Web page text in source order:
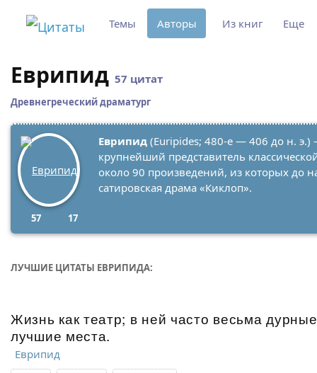
Еврипид 57 цитат
Древнегреческий драматург
57 17
Еврипид (Euripides; 480-е — 406 до н. э.)
крупнейший представитель
около 90 произведений, из которых до
сатировская драма «Киклоп».
ЛУЧШИЕ ЦИТАТЫ ЕВРИПИДА:
Жизнь как театр; в ней часто весьма
лучшие места.
Еврипид
Темы Авторы Из книг Еще